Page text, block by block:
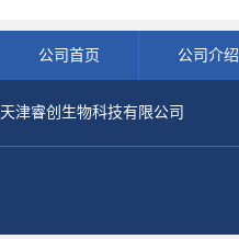
公司首页 公司介绍
天津睿创生物科技有限公司